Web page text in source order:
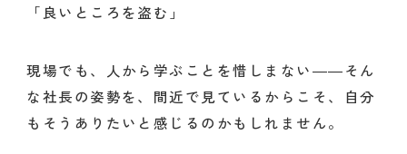
「良いところを盗む」
現場でも、人から学ぶことを惜しまない――そん
な社長の姿勢を、間近で見ているからこそ、自分
もそうありたいと感じるのかもしれません。